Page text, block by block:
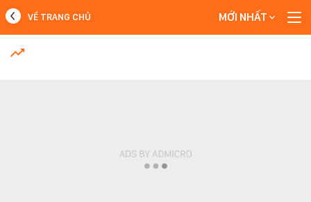
MỚI NHẤT
VỀ TRANG CHỦ MỚI NHẤT